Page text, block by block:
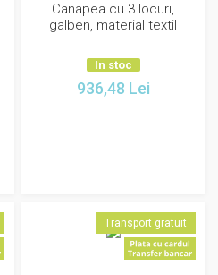
Canapea cu 3 locuri,
galben, material textil
In stoc
936,48 Lei
Transport gratuit